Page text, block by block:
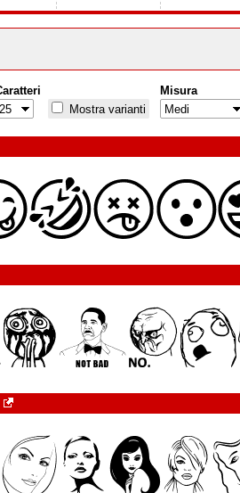
Mostra varianti
Misura